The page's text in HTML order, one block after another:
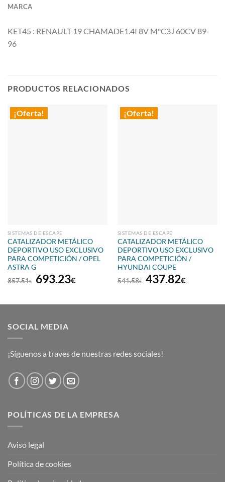
MARCA
KET45 : RENAULT 19 CHAMADE1.4I 8V MºC3J 60CV 89-
96
PRODUCTOS RELACIONADOS
¡Oferta!
SISTEMAS DE ESCAPE
CATALIZADOR METÁLICO
DEPORTIVO USO EXCLUSIVO
PARA COMPETICIÓN / OPEL
ASTRA G
857.51€
El
original
857.51€.
693.23€El
actual
¡Oferta!
SISTEMAS DE ESCAPE
CATALIZADOR METÁLICO
DEPORTIVO USO EXCLUSIVO
PARA COMPETICIÓN /
HYUNDAI COUPE
541.58€
El
original
437.82€El
actual
SOCIAL MEDIA
¡Síguenos a traves de nuestras redes sociales!
POLÍTICAS DE LA EMPRESA
Aviso legal
Política de cookies